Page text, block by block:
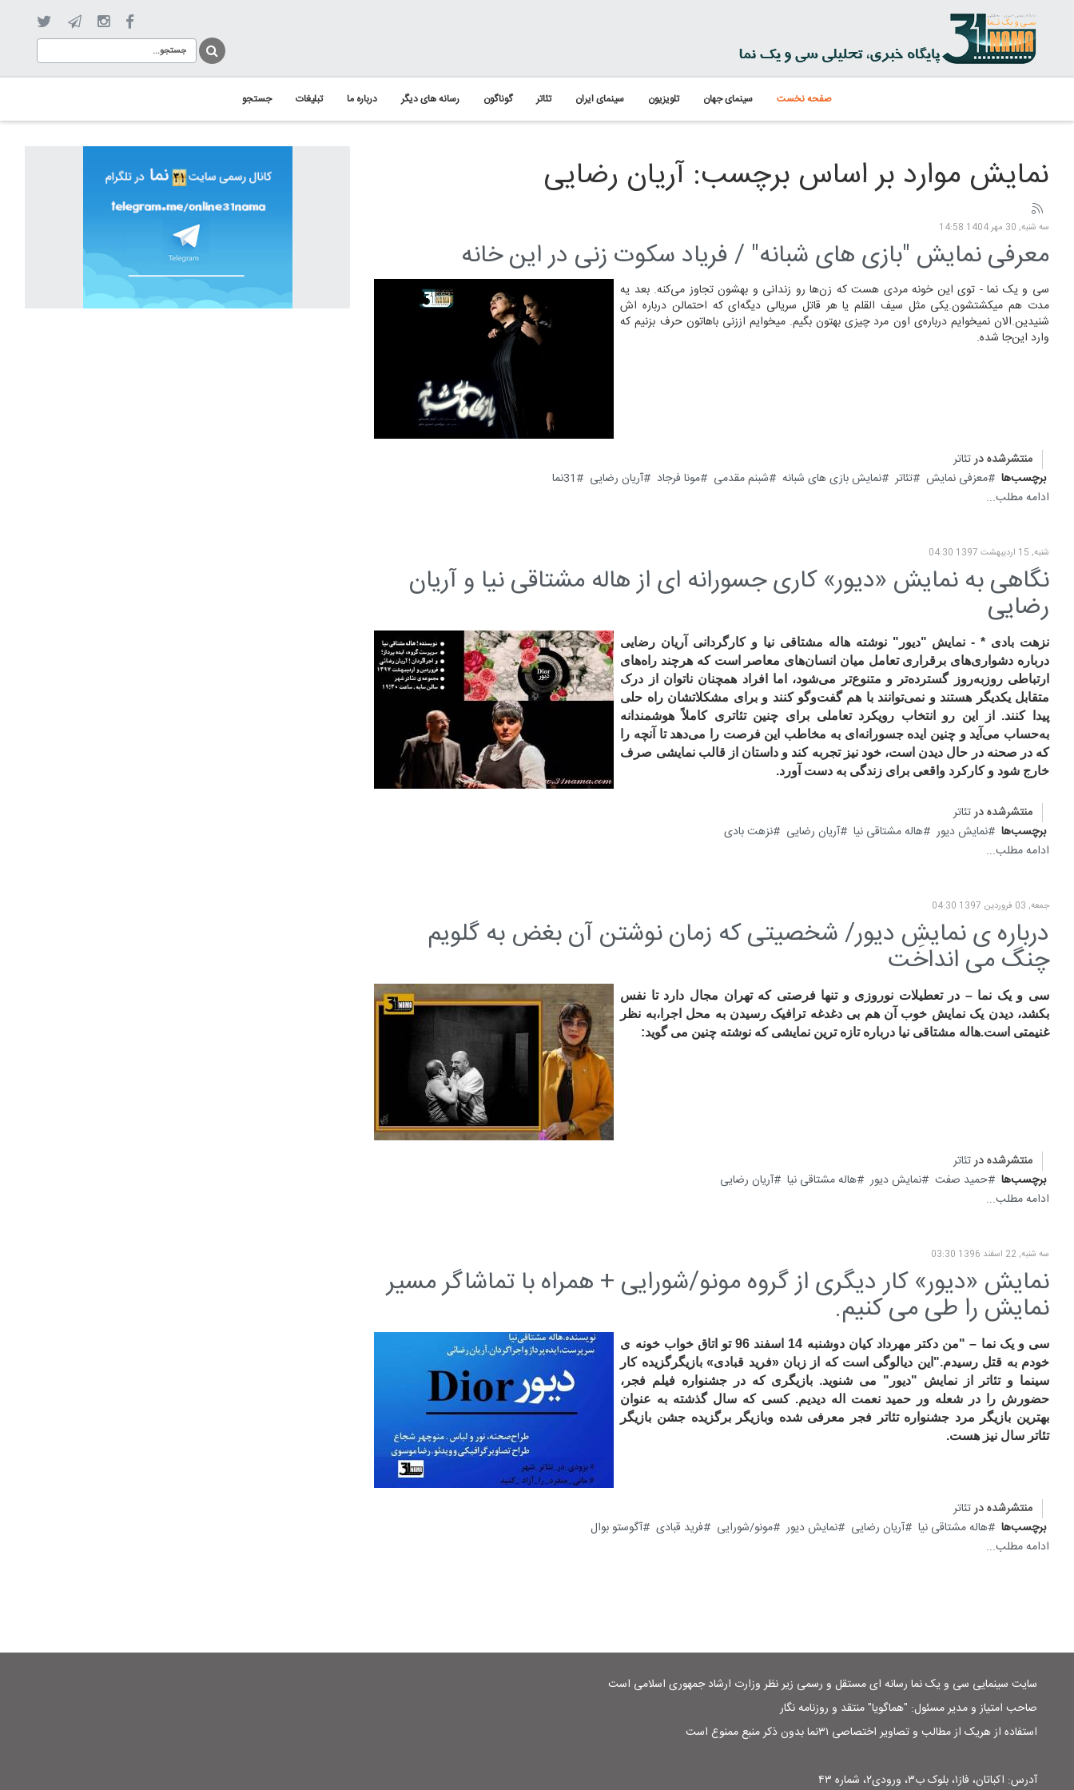
صفحه نخست سینمای جهان تلویزیون سینمای ایران تئاتر گوناگون رسانه های دیگر درباره ما تبلیغات جستجو
نمایش موارد بر اساس برچسب: آریان رضایی
سه شنبه, 30 مهر 1404 14:58
معرفی نمایش "بازی های شبانه" / فریاد سکوت زنی در این خانه
سی و یک نما - توی این خونه مردی هست که زن‌ها رو زندانی و بهشون تجاوز می‌کنه. بعد یه
مدت هم میکشتشون.یکی مثل سیف القلم یا هر قاتل سریالی دیگه‌ای که احتمالن درباره اش
شنیدین.الان نمیخوایم درباره‌ی اون مرد چیزی بهتون بگیم. میخوایم اززنی باهاتون حرف بزنیم که
وارد این‌جا شده.
منتشرشده درتئاتر
برچسب‌ها
معزفی نمایش تئاتر نمایش بازی های شبانه شبنم مقدمی مونا فرجاد آریان رضایی
31نما
ادامه مطلب...
شنبه, 15 ارديبهشت 1397 04:30
نگاهی به نمایش «دیور» کاری جسورانه ای از هاله مشتاقی نیا و آریان
رضایی
نزهت بادی * - نمایش "دیور" نوشته هاله مشتاقی نیا و کارگردانی آریان رضایی
درباره دشواری‌های برقراری تعامل میان انسان‌های معاصر است که هرچند راه‌های
ارتباطی روزبه‌روز گسترده‌تر و متنوع‌تر می‌شود، اما افراد همچنان ناتوان از درک
متقابل یکدیگر هستند و نمی‌توانند با هم گفت‌وگو کنند و برای مشکلاتشان راه حلی
پیدا کنند. از این رو انتخاب رویکرد تعاملی برای چنین تئاتری کاملاً هوشمندانه
به‌حساب می‌آید و چنین ایده جسورانه‌ای به مخاطب این فرصت را می‌دهد تا آنچه را
که در صحنه در حال دیدن است، خود نیز تجربه کند و داستان از قالب نمایشی صرف
خارج شود و کارکرد واقعی برای زندگی به دست آورد.
منتشرشده درتئاتر
برچسب‌ها
نمایش دیور هاله مشتاقی نیا آریان رضایی
نزهت بادی
ادامه مطلب...
جمعه, 03 فروردين 1397 04:30
درباره ی نمایشِ دیور/ شخصیتی که زمان نوشتن آن بغض به گلویم
چنگ می انداخت
سی و یک نما – در تعطیلات نوروزی و تنها فرصتی که تهران مجال دارد تا نفس
بکشد، دیدن یک نمایش خوب آن هم بی دغدغه ترافیک رسیدن به محل اجرا،به نظر
غنیمتی است.هاله مشتاقی نیا درباره تازه ترین نمایشی که نوشته چنین می گوید:
منتشرشده درتئاتر
برچسب‌ها
حمید صفت نمایش دیور هاله مشتاقی نیا
آریان رضایی
ادامه مطلب...
سه شنبه, 22 اسفند 1396 03:30
نمایش «دیور» کار دیگری از گروه مونو/شورایی + همراه با تماشاگر مسیر
نمایش را طی می کنیم.
سی و یک نما – "من دکتر مهرداد کیان دوشنبه 14 اسفند 96 تو اتاق خواب خونه ی
خودم به قتل رسیدم."این دیالوگی است که از زبان «فرید قبادی» بازیگرگزیده کار
سینما و تئاتر از نمایش "دیور" می شنوید. بازیگری که در جشنواره فیلم فجر،
حضورش را در شعله ور حمید نعمت اله دیدیم. کسی که سال گذشته به عنوان
بهترین بازیگر مرد جشنواره تئاتر فجر معرفی شده وبازیگر برگزیده جشن بازیگر
تئاتر سال نیز هست.
منتشرشده درتئاتر
برچسب‌ها
هاله مشتاقی نیا آریان رضایی نمایش دیور مونو/شورایی فرید قبادی
آگوستو بوال
ادامه مطلب...
سایت سینمایی سی و یک نما رسانه ای مستقل و رسمی زیر نظر وزارت ارشاد جمهوری اسلامی است
صاحب امتیاز و مدیر مسئول: "هماگویا" منتقد و روزنامه نگار
استفاده از هریک از مطالب و تصاویر اختصاصی ۳۱نما بدون ذکر منبع ممنوع است
آدرس: اکباتان، فاز۱، بلوک ب۳، ورودی۲، شماره ۴۳